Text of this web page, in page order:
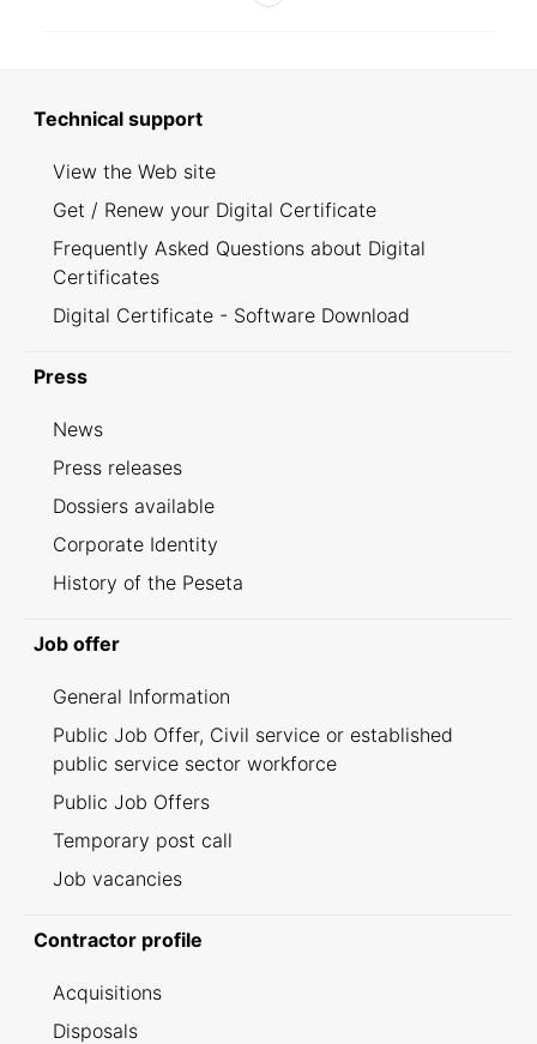
Technical support
View the Web site
Get / Renew your Digital Certificate
Frequently Asked Questions about Digital
Certificates
Digital Certificate - Software Download
Press
News
Press releases
Dossiers available
Corporate Identity
History of the Peseta
Job offer
General Information
Public Job Offer, Civil service or established
public service sector workforce
Public Job Offers
Temporary post call
Job vacancies
Contractor profile
Acquisitions
Disposals